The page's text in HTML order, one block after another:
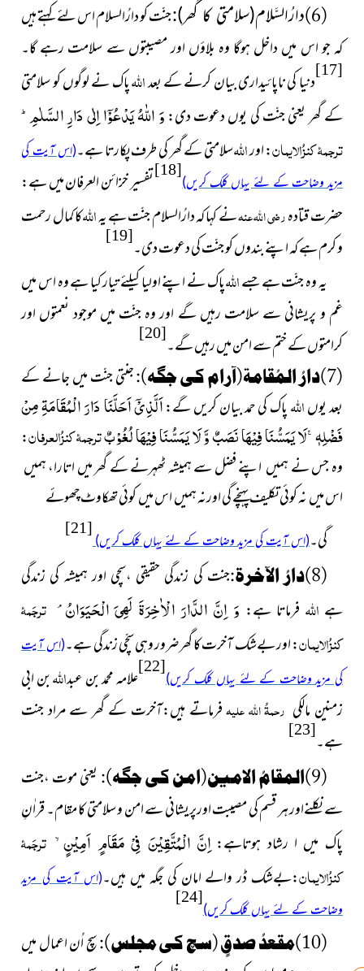
(6) دارُالسَّلام(سلامتی کا گھر):جنّت کو دارُالسلام اس لئے کہتے ہیں
کہ جو اس میں داخل ہوگا وہ بلاؤں اور مصیبتوں سے سلامت رہے گا۔
[17]دنیا کی ناپائیداری بیان کرنے کے بعداللہپاک نے لوگوں کو سلامتی
کے گھر یعنی جنّت کی یوں دعوت دی:وَ اللّٰهُ یَدْعُوْۤا اِلٰى دَارِ السَّلٰمِؕ-
ترجمۂ کنزُالایمان: اوراللہسلامتی کے گھر کی طرف پکارتا ہے۔(اس آیت کی
مزید وضاحت کے لئے یہاں کلک کریں)
[18]تفسیر خزائن العرفان میں ہے:
حضرت قتادہرضی اللہ عنہنے کہا کہ دارُالسلام جنّت ہے یہاللہکا کمال رحمت
و کرم ہے کہ اپنے بندوں کو جنّت کی دعوت دی۔[19]
یہ وہ جنّت ہے جسےاللہپاک نے اپنے اولیا کیلئے تیار کیا ہے وہ اس میں
غم و پریشانی سے سلامت رہیں گے اور وہ جنّت میں موجود نعمتوں اور
کرامتوں کے ختم سے امن میں رہیں گے۔[20]
(7) دارُ المُقامة(آرام کی جگہ):جنتی جنّت ميں جانے کے
بعد یوںاللہپاک کی حمد بیان کریں گے:اَلَّذِیْۤ اَحَلَّنَا دَارَ الْمُقَامَةِ مِنْ
فَضْلِهٖۚ-لَا یَمَسُّنَا فِیْهَا نَصَبٌ وَّ لَا یَمَسُّنَا فِیْهَا لُغُوْبٌترجمۂ کنزُالعرفان:
وہ جس نے ہمیں اپنے فضل سے ہمیشہ ٹھہرنے کے گھر میں اتارا، ہمیں
اس میں نہ کوئی تکلیف پہنچے گی اورنہ ہمیں اس میں کوئی تھکاوٹ چھوئے
گی۔(اس آیت کی مزید وضاحت کے لئے یہاں کلک کریں)
[21]
(8) دارُ الآخرۃ:جنت کی زندگی حقیقی ،سچی اور ہمیشہ کی زندگی
ہے اللہ فرماتا ہے: وَ اِنَّ الدَّارَ الْاٰخِرَةَ لَهِیَ الْحَیَوَانُۘ ترجَمۂ
کنزُالایمان: اور بےشک آخرت کا گھر ضرور وہی سچّی زندگی ہے۔(اس آیت
کی مزید وضاحت کے لئے یہاں کلک کریں)
[22]علامہ محمد بن عبداللہبن ابی
زمنین مالکی رحمۃُ اللہ علیہفرماتے ہیں:آخرت کے گھر سے مراد جنت
ہے۔[23]
(9) المقامُ الامين(امن کی جگہ): یعنی موت ،جنت
سے نکلنےاور ہر قسم کی مصیبت اورپریشانی سے امن و سلامتی کا مقام۔ قراٰنِ
پاک میں ا رشاد ہوتاہے: اِنَّ الْمُتَّقِیْنَ فِیْ مَقَامٍ اَمِیْنٍۙ ترجَمۂ
کنزُالایمان:بےشک ڈر والے امان کی جگہ میں ہیں۔(اس آیت کی مزید
وضاحت کے لئے یہاں کلک کریں)
[24]
(10) مقعدُ صدقٍ (سچ کی مجلس):سچ اُن اعمال میں